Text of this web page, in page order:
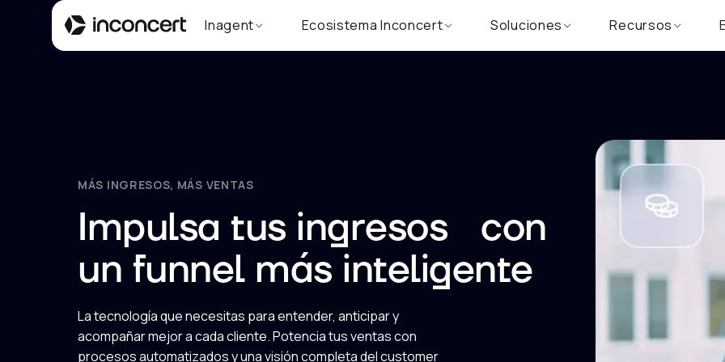
Inagent Ecosistema Inconcert Soluciones Recursos
MÁS INGRESOS, MÁS VENTAS
Impulsa tus ingresos con
un funnel más inteligente
La tecnología que necesitas para entender, anticipar y
acompañar mejor a cada cliente. Potencia tus ventas con
procesos automatizados y una visión completa del customer